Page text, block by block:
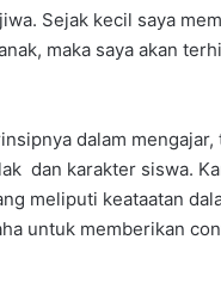
Sejak kecil saya
maka saya akan
dalam
dan karakter siswa.
meliputi keataatan
untuk memberikan